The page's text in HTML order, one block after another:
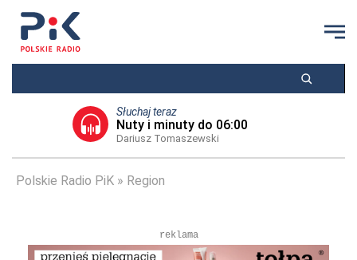
Słuchaj teraz
Nuty i minuty do 06:00
Dariusz Tomaszewski
Polskie Radio PiK Region
reklama